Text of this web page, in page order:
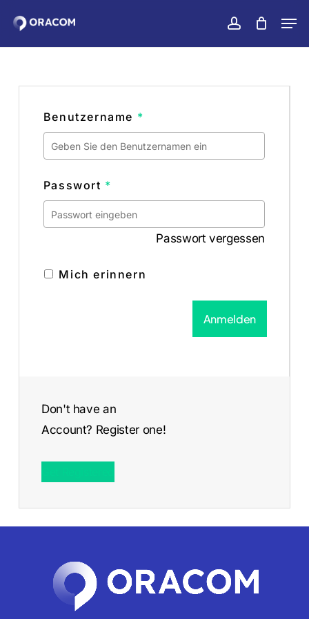
Hauptinhalt
springen
konto
Benutzername *
Passwort *
Passwort vergessen
Mich erinnern
Don't have an
Account? Register one!
Menü